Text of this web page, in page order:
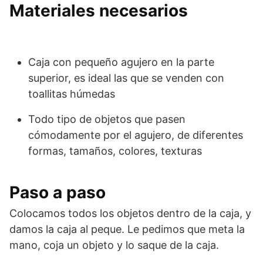
Materiales necesarios
Caja con pequeño agujero en la parte
superior, es ideal las que se venden con
toallitas húmedas
Todo tipo de objetos que pasen
cómodamente por el agujero, de diferentes
formas, tamaños, colores, texturas
Paso a paso
Colocamos todos los objetos dentro de la caja, y
damos la caja al peque. Le pedimos que meta la
mano, coja un objeto y lo saque de la caja.